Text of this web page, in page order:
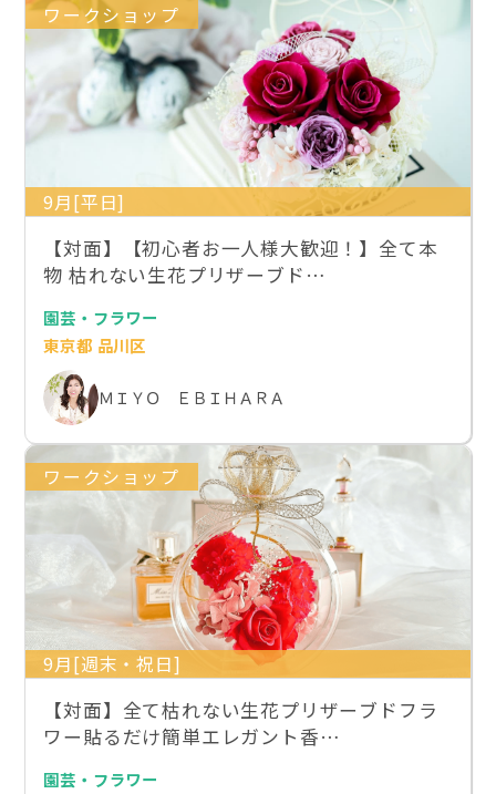
ワークショップ
9月[平日]
【対面】【初心者お一人様大歓迎！】全て本
物 枯れない生花プリザーブド…
園芸・フラワー
東京都 品川区
ＭＩＹＯ ＥＢＩＨＡＲＡ
ワークショップ
9月[週末・祝日]
【対面】全て枯れない生花プリザーブドフラ
ワー貼るだけ簡単エレガント香…
園芸・フラワー